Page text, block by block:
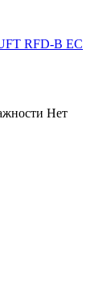
RFD-B EC
Нет